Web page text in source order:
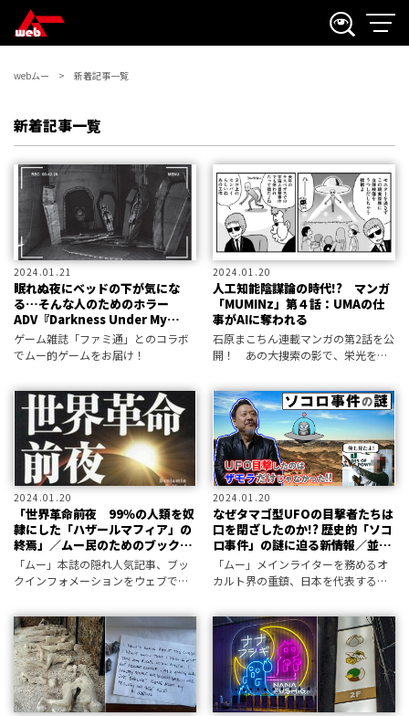
webムー 新着記事一覧
新着記事一覧
2024.01.21
眠れぬ夜にベッドの下が気にな
る…そんな人のためのホラー
ADV『Darkness Under My
Bed』／藤川Q・ムー通
ゲーム雑誌「ファミ通」とのコラボ
でムー的ゲームをお届け！
2024.01.20
人工知能陰謀論の時代!? マンガ
「MUMINz」第４話：UMAの仕
事がAIに奪われる
石原まこちん連載マンガの第2話を公
開！ あの大捜索の影で、栄光をつ
UMAもいたようで……
2024.01.20
「世界革命前夜 99％の人類を奴
隷にした「ハザールマフィア」の
終焉」／ムー民のためのブックガ
イド
「ムー」本誌の隠れ人気記事、ブッ
クインフォメーションをウェブで公
をお届けします。
2024.01.20
なぜタマゴ型UFOの目撃者たちは
口を閉ざしたのか!? 歴史的「ソコ
ロ事件」の謎に迫る新情報／並木
伸一郎
「ムー」メインライターを務めるオ
カルト界の重鎮、日本を代表する超
「並木ミステリーCH」で今こそ明か
す“あの事件”の真相！